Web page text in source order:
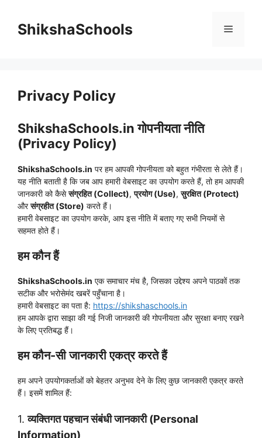
contentShikshaSchools Menu
Privacy Policy
ShikshaSchools.in गोपनीयता नीति
(Privacy Policy)
ShikshaSchools.in पर हम आपकी गोपनीयता को बहुत गंभीरता से लेते हैं।
यह नीति बताती है कि जब आप हमारी वेबसाइट का उपयोग करते हैं, तो हम आपकी
जानकारी को कैसेसंग्रहित (Collect),प्रयोग (Use),सुरक्षित (Protect)
औरसंग्रहीत (Store) करते हैं।
हमारी वेबसाइट का उपयोग करके, आप इस नीति में बताए गए सभी नियमों से
सहमत होते हैं।
हम कौन हैं
ShikshaSchools.in एक समाचार मंच है, जिसका उद्देश्य अपने पाठकों तक
सटीक और भरोसेमंद खबरें पहुँचाना है।
हमारी वेबसाइट का पता है: https://shikshaschools.in
हम आपके द्वारा साझा की गई निजी जानकारी की गोपनीयता और सुरक्षा बनाए रखने
के लिए प्रतिबद्ध हैं।
हम कौन-सी जानकारी एकत्र करते हैं
हम अपने उपयोगकर्ताओं को बेहतर अनुभव देने के लिए कुछ जानकारी एकत्र करते
हैं। इसमें शामिल हैं:
1.व्यक्तिगत पहचान संबंधी जानकारी (Personal
Information)